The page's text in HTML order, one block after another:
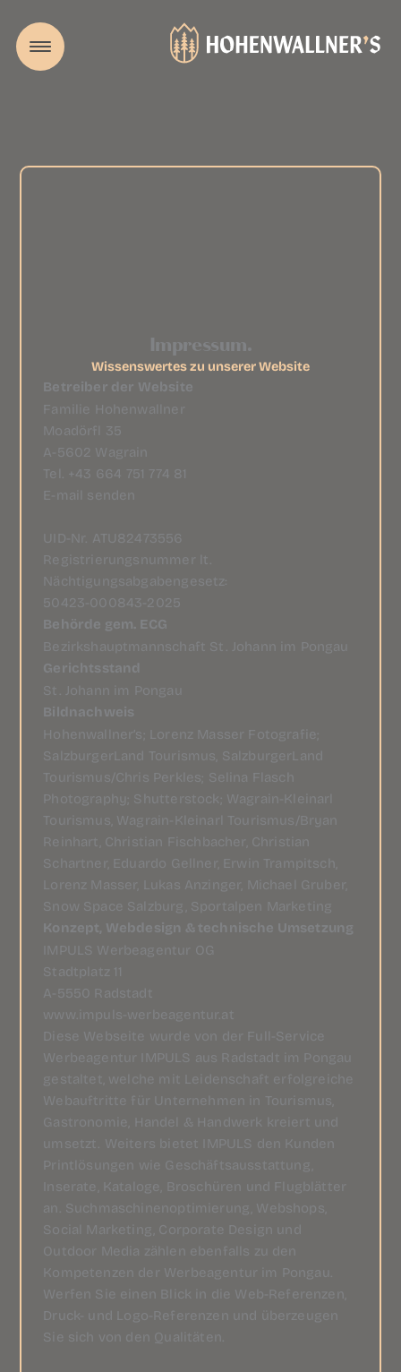
Impressum.
Wissenswertes zu unserer Website
Betreiber der Website
Familie Hohenwallner
Moadörfl 35
A-5602 Wagrain
Tel. +43 664 751 774 81
E-mail senden
UID-Nr. ATU82473556
Registrierungsnummer lt.
Nächtigungsabgabengesetz:
50423-000843-2025
Behörde gem. ECG
Bezirkshauptmannschaft St. Johann im Pongau
Gerichtsstand
St. Johann im Pongau
Bildnachweis
Hohenwallner’s; Lorenz Masser Fotografie;
SalzburgerLand Tourismus, SalzburgerLand
Tourismus/Chris Perkles; Selina Flasch
Photography; Shutterstock; Wagrain-Kleinarl
Tourismus, Wagrain-Kleinarl Tourismus/Bryan
Reinhart, Christian Fischbacher, Christian
Schartner, Eduardo Gellner, Erwin Trampitsch,
Lorenz Masser, Lukas Anzinger, Michael Gruber,
Snow Space Salzburg, Sportalpen Marketing
Konzept, Webdesign & technische Umsetzung
IMPULS Werbeagentur OG
Stadtplatz 11
A-5550 Radstadt
www.impuls-werbeagentur.at
Diese Webseite wurde von der Full-Service
Werbeagentur IMPULS aus Radstadt im Pongau
gestaltet, welche mit Leidenschaft erfolgreiche
Webauftritte für Unternehmen in Tourismus
Gastronomie Handel & Handwerk kreiert und
umsetzt. Weiters bietet IMPULS den Kunden
Printlösungen wie Geschäftsausstattung,
Inserate, Kataloge, Broschüren und Flugblätter
an. Suchmaschinenoptimierung Webshops
Social Marketing Corporate Design und
Outdoor Media zählen ebenfalls zu den
Kompetenzen der Werbeagentur im Pongau.
Werfen Sie einen Blick in die Web-Referenzen
Druck- und Logo-Referenzen und überzeugen
Sie sich von den Qualitäten.